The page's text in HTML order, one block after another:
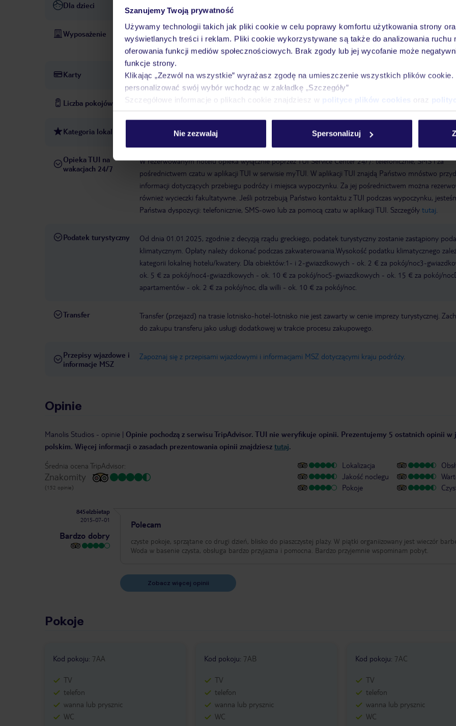
Szanujemy Twoją prywatność
Używamy technologii takich jak pliki cookie w celu poprawy komfortu użytkowania strony
wyświetlanych treści i reklam. Pliki cookie wykorzystywane są także do analizowania ruchu
oferowania funkcji mediów społecznościowych. Brak zgody lub jej wycofanie może
funkcje strony.
Klikając „Zezwól na wszystkie” wyrażasz zgodę na umieszczenie wszystkich plików
personalizować swój wybór wchodząc w zakładkę „Szczegóły”
Szczegółowe informacje o plikach cookie znajdziesz w polityce plików cookies oraz
Nie zezwalaj Spersonalizuj
Dla dzieci basen dla dzieci plac zabaw
Wyposażenie parking sejf hotelowy Wi-Fi w hotelu minimarket taras słoneczny
baseny: basen dla dzieci,
odkryty, parasole, leżaki przy basenie
Karty Mastercard, Visa
Liczba pokojów 14
Kategoria lokalna
Opieka TUI na
wakacjach 24/7
W rezerwowanym hotelu opieka wyłącznie poprzez TUI Service Center 24/7: telefonicznie, SMS i za
pośrednictwem czatu w aplikacji TUI w serwisie myTUI. W aplikacji TUI znajdą Państwo mnóstwo
informacji dotyczących przebiegu podróży i miejsca wypoczynku. Za jej pośrednictwem można
również wycieczki fakultatywne. Jeśli potrzebują Państwo kontaktu z TUI podczas wypoczynku,
Państwa dyspozycji: telefonicznie, SMS-owo lub za pomocą czatu w aplikacji TUI. Szczegóły tutaj
Podatek turystyczny
Od dnia 01.01.2025, zgodnie z decyzją rządu greckiego, podatek turystyczny zostanie zastąpiony
klimatycznym. Opłaty należy dokonać podczas zakwaterowania.Wysokość podatku klimatycznego
kategorii lokalnej hotelu/kwatery. Dla obiektów:1- i 2-gwiazdkowych - ok. 2 € za pokój/noc3-
ok. 5 € za pokój/noc4-gwiazdkowych - ok. 10 € za pokój/noc5-gwiazdkowych - ok. 15 € za pokój/
apartamentów - ok. 2 € za pokój/noc, dla willi - ok. 10 € za pokój/noc.
Transfer
Transfer (przejazd) na trasie lotnisko-hotel-lotnisko nie jest zawarty w cenie imprezy turystycznej.
do zakupu transferu jako usługi dodatkowej w trakcie procesu zakupowego.
Przepisy wjazdowe i
informacje MSZ
Zapoznaj się z przepisami wjazdowymi i informacjami MSZ dotyczącymi kraju podróży.
Opinie
Manolis Studios - opinie | Opinie pochodzą z serwisu TripAdvisor. TUI nie weryfikuje opinii. Prezentujemy 5 ostatnich opinii w
polskim. Więcej informacji o zasadach prezentowania opinii znajdziesz tutaj.
Średnia ocena TripAdvisor:
Znakomity
(152 opinie)
Lokalizacja
Jakość noclegu
Pokoje
845elzbietap
2015-07-01
Bardzo dobry
Polecam
czyste pokoje, sprzątane co drugi dzień, blisko do piaszczystej plaży. W piątki organiizowany jest wieczór
Woda w basenie czysta, obsługa bardzo przyjazna i pomocna. Bardzo przyjemnie wspominam pobyt.
Zobacz więcej opinii
Pokoje
Kod pokoju: 7AA
TV
telefon
wanna lub prysznic
WC
Kod pokoju: 7AB
TV
telefon
wanna lub prysznic
WC
Kod pokoju: 7AC
TV
telefon
wanna lub prysznic
WC